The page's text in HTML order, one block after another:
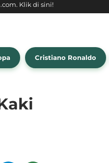
Klik di sini!
Cristiano Ronaldo